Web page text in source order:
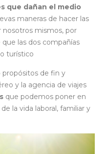
que dañan el medio
maneras de hacer las
nosotros mismos, por
que las dos compañías
turístico
propósitos de fin y
y la agencia de viajes
que podemos poner en
la vida laboral, familiar y